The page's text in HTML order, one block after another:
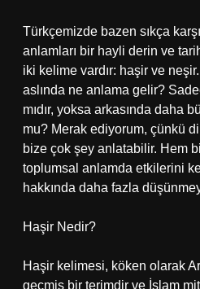
Türkçemizde bazen sıkça
anlamları bir hayli derin ve
iki kelime vardır: haşir ve
aslında ne anlama gelir?
mıdır, yoksa arkasında daha
mu? Merak ediyorum, çünkü
bize çok şey anlatabilir. Hem
toplumsal anlamda etkilerini
hakkında daha fazla
Haşir Nedir?
Haşir kelimesi, köken olarak
geçmiş bir terimdir ve İslam